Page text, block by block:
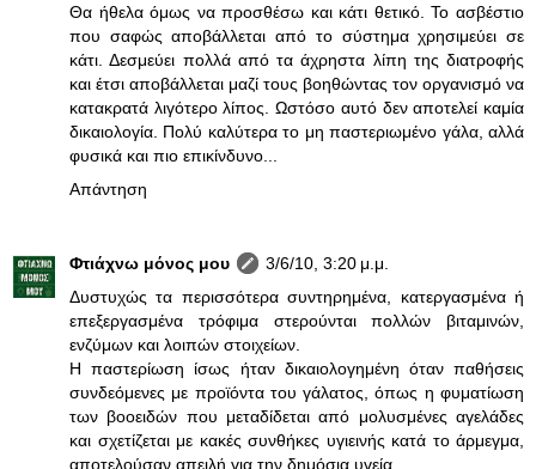
Θα ήθελα όμως να προσθέσω και κάτι θετικό. Το ασβέστιο
που σαφώς αποβάλλεται από το σύστημα χρησιμεύει σε
κάτι. Δεσμεύει πολλά από τα άχρηστα λίπη της διατροφής
και έτσι αποβάλλεται μαζί τους βοηθώντας τον οργανισμό να
κατακρατά λιγότερο λίπος. Ωστόσο αυτό δεν αποτελεί καμία
δικαιολογία. Πολύ καλύτερα το μη παστεριωμένο γάλα, αλλά
φυσικά και πιο επικίνδυνο...
Απάντηση
Φτιάχνω μόνος μου
3/6/10, 3:20 μ.μ.
Δυστυχώς τα περισσότερα συντηρημένα, κατεργασμένα ή
επεξεργασμένα τρόφιμα στερούνται πολλών βιταμινών,
ενζύμων και λοιπών στοιχείων.
Η παστερίωση ίσως ήταν δικαιολογημένη όταν παθήσεις
συνδεόμενες με προϊόντα του γάλατος, όπως η φυματίωση
των βοοειδών που μεταδίδεται από μολυσμένες αγελάδες
και σχετίζεται με κακές συνθήκες υγιεινής κατά το άρμεγμα,
αποτελούσαν απειλή για την δημόσια υγεία.